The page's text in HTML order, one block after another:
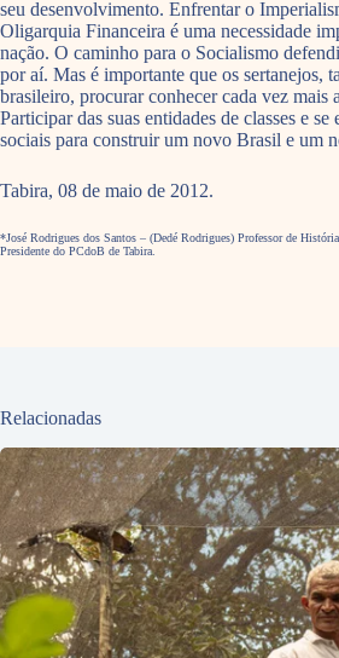
seu desenvolvimento. Enfrentar o
Oligarquia Financeira é uma necessidade
nação. O caminho para o Socialismo
por aí. Mas é importante que os sertanejos,
brasileiro, procurar conhecer cada vez mais
Participar das suas entidades de classes e
sociais para construir um novo Brasil e um
Tabira, 08 de maio de 2012.
*José Rodrigues dos Santos – (Dedé Rodrigues) Professor de
Presidente do PCdoB de Tabira.
Relacionadas